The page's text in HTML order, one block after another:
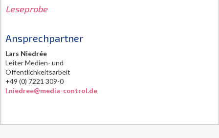
Leseprobe
Ansprechpartner
Lars Niedrée
Leiter Medien- und
Öffentlichkeitsarbeit
+49 (0) 7221 309-0
l.niedree@media-control.de